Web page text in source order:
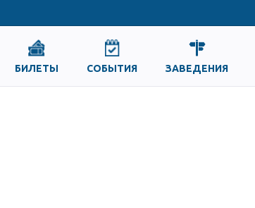
БИЛЕТЫ СОБЫТИЯ ЗАВЕДЕНИЯ